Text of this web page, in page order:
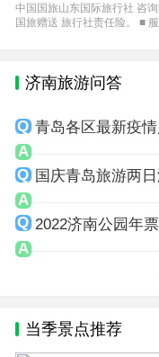
中国国旅山东国际旅行社
国旅赠送 旅行社责任险。 ■ 服
济南旅游问答
青岛各区最新疫
国庆青岛旅游两
2022济南公园年
当季景点推荐